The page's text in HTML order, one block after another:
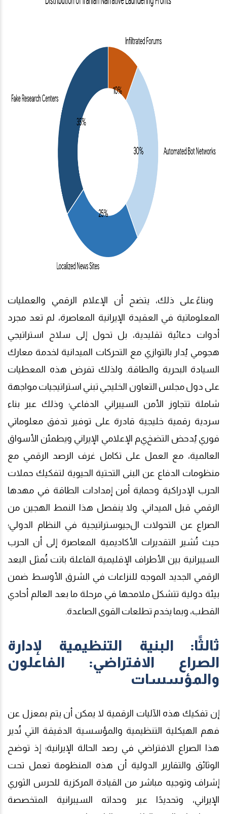
وبناءً على ذلك، يتضح أن الإعلام الرقمي والعمليات
المعلوماتية في العقيدة الإيرانية المعاصرة، لم تعد مجرد
أدوات دعائية تقليدية، بل تحول إلى سلاح استراتيجي
هجومي يُدار بالتوازي مع التحركات الميدانية لخدمة معارك
السيادة البحرية والطاقة. ولذلك تفرض هذه المعطيات
على دول مجلس التعاون الخليجي تبني استراتيجيات مواجهة
شاملة تتجاوز الأمن السيبراني الدفاعي؛ وذلك عبر بناء
سردية رقمية خليجية قادرة على توفير تدفق معلوماتي
فوري يُدحض التضخيم الإعلامي الإيراني ويطمئن الأسواق
العالمية، مع العمل على تكامل غرف الرصد الرقمي مع
منظومات الدفاع عن البنى التحتية الحيوية لتفكيك حملات
الحرب الإدراكية وحماية أمن إمدادات الطاقة في مهدها
الرقمي قبل الميداني. ولا ينفصل هذا النمط الهجين من
الصراع عن التحولات الجيوستراتيجية في النظام الدولي؛
حيث تُشير التقديرات الأكاديمية المعاصرة إلى أن الحرب
السيبرانية بين الأطراف الإقليمية الفاعلة باتت تُمثل البعد
الرقمي الجديد الموجه للنزاعات في الشرق الأوسط ضمن
بيئة دولية تتشكل ملامحها في مرحلة ما بعد العالم أحادي
القطب، وبما يخدم تطلعات القوى الصاعدة.
ثالثًا: البنية التنظيمية لإدارة
الصراع الافتراضي: الفاعلون
والمؤسسات
إن تفكيك هذه الآليات الرقمية لا يمكن أن يتم بمعزل عن
فهم الهيكلية التنظيمية والمؤسسية الدقيقة التي تُدير
هذا الصراع الافتراضي في رصد الحالة الإيرانية؛ إذ توضح
الوثائق والتقارير الدولية
أن هذه المنظومة تعمل تحت
إشراف وتوجيه مباشر من القيادة المركزية للحرس الثوري
الإيراني، وتحديدًا عبر وحداته السيبرانية المتخصصة